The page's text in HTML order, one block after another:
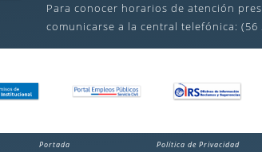
Para conocer horarios de atención
comunicarse a la central telefónica: (56
Portada Política de Privacidad